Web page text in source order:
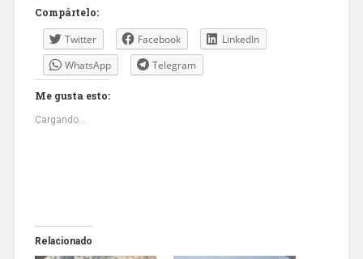
Compártelo:
Twitter Facebook
LinkedIn
WhatsApp
Telegram
Me gusta esto:
Cargando...
Relacionado